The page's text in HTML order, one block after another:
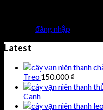
đăng nhập
Latest
Treo 150.000₫
Canh